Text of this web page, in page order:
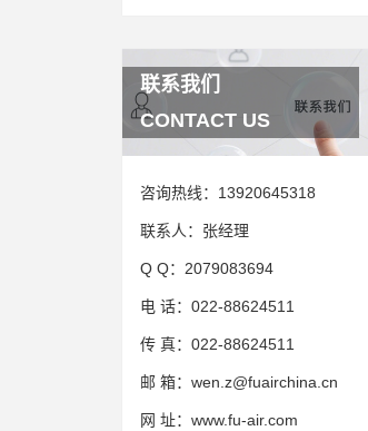
联系我们
CONTACT US
咨询热线： 13920645318
联系人： 张经理
Q Q： 2079083694
电 话： 022-88624511
传 真： 022-88624511
邮 箱： wen.z@fuairchina.cn
网 址： www.fu-air.com